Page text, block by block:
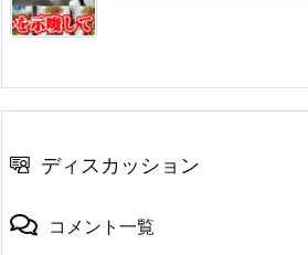
ディスカッション
コメント一覧